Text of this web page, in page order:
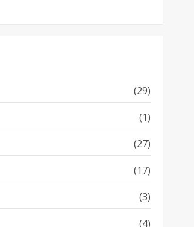
(29)
(1)
(27)
(17)
(3)
(4)